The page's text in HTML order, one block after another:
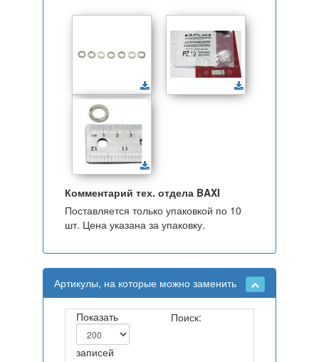
Комментарий тех. отдела BAXI
Поставляется только упаковкой по 10
шт. Цена указана за упаковку.
Артикулы, на которые можно заменить
Показать
записей
Поиск: